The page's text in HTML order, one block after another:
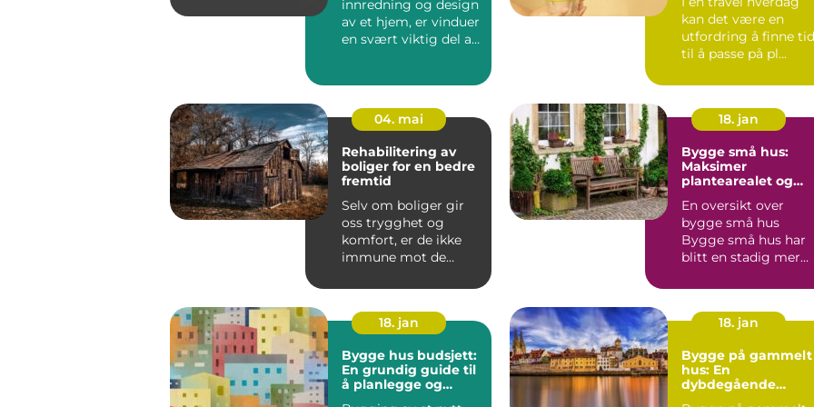
innredning og design
av et hjem, er vinduer
en svært viktig del av
kan det være en
utfordring å finne tid
til å passe på pl...
04. mai
Rehabilitering av
boliger for en bedre
fremtid
Selv om boliger gir
oss trygghet og
komfort, er de ikke
immune mot de
og skaden...
18. jan
Bygge små hus:
Maksimer
plantearealet og
En oversikt over
bygge små hus
Bygge små hus har
blitt en stadig mer
huseiere s...
18. jan
Bygge hus budsjett:
En grundig guide til
å planlegge og
18. jan
Bygge på gammelt
hus: En
dybdegående